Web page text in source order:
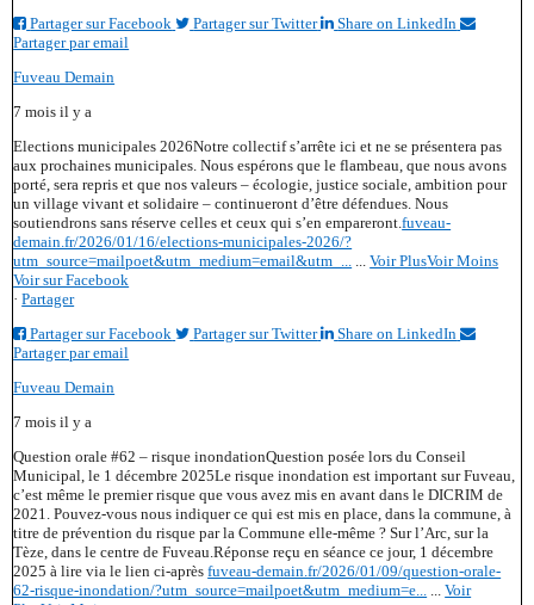
Partager sur Facebook
Partager sur Twitter
Share on LinkedIn
Partager par email
Fuveau Demain
7 mois il y a
Elections municipales 2026Notre collectif s’arrête ici et ne se présentera pas
aux prochaines municipales. Nous espérons que le flambeau, que nous avons
porté, sera repris et que nos valeurs – écologie, justice sociale, ambition pour
un village vivant et solidaire – continueront d’être défendues. Nous
soutiendrons sans réserve celles et ceux qui s’en empareront.fuveau-
demain.fr/2026/01/16/elections-municipales-2026/?
utm_source=mailpoet&utm_medium=email&utm_... ...Voir PlusVoir Moins
Voir sur Facebook
· Partager
Partager sur Facebook
Partager sur Twitter
Share on LinkedIn
Partager par email
Fuveau Demain
7 mois il y a
Question orale #62 – risque inondationQuestion posée lors du Conseil
Municipal, le 1 décembre 2025Le risque inondation est important sur Fuveau,
c’est même le premier risque que vous avez mis en avant dans le DICRIM de
2021. Pouvez-vous nous indiquer ce qui est mis en place, dans la commune, à
titre de prévention du risque par la Commune elle-même ? Sur l’Arc, sur la
Tèze, dans le centre de Fuveau.Réponse reçu en séance ce jour, 1 décembre
2025 à lire via le lien ci-aprèsfuveau-demain.fr/2026/01/09/question-orale-
62-risque-inondation/?utm_source=mailpoet&utm_medium=e... ...Voir